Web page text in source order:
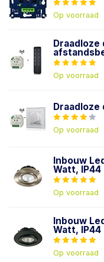
Op voorraad
Draadloze
Op voorraad
Draadloze
Op voorraad
Inbouw
Watt, IP44
Op voorraad
Inbouw
Watt, IP44
Op voorraad